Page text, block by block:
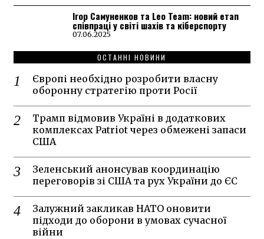
Ігор Самуненков та Leo Team: новий етап
співпраці у світі шахів та кіберспорту
07.06.2025
ОСТАННІ НОВИНИ
Європі необхідно розробити власну
оборонну стратегію проти Росії
Трамп відмовив Україні в додаткових
комплексах Patriot через обмежені запаси
США
Зеленський анонсував координацію
переговорів зі США та рух України до ЄС
Залужний закликав НАТО оновити
підходи до оборони в умовах сучасної
війни